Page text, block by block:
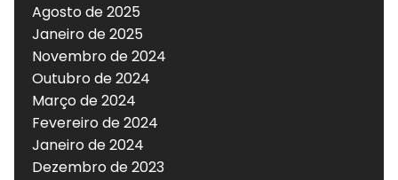
Agosto de 2025
Janeiro de 2025
Novembro de 2024
Outubro de 2024
Março de 2024
Fevereiro de 2024
Janeiro de 2024
Dezembro de 2023